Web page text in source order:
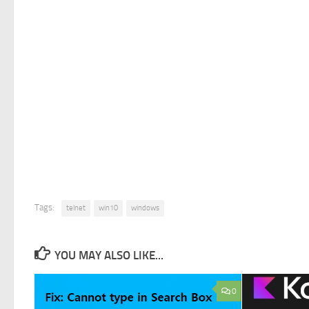
Tags: telnet win10 windows
YOU MAY ALSO LIKE...
0